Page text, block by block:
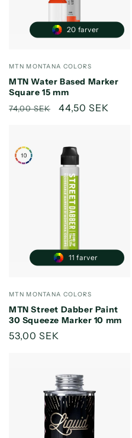
Forhandler:
MTN MONTANA COLORS
MTN Water Based Marker
Square 15 mm
Normalpris
74,00 SEK Udsalgspris
44,50 SEK
20 farver
Forhandler:
MTN MONTANA COLORS
MTN Street Dabber Paint
30 Squeeze Marker 10 mm
Normalpris
53,00 SEK
11 farver